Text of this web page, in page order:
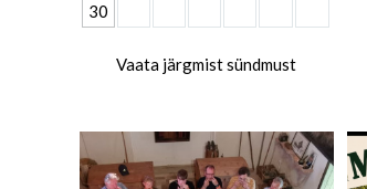
30
Vaata järgmist sündmust